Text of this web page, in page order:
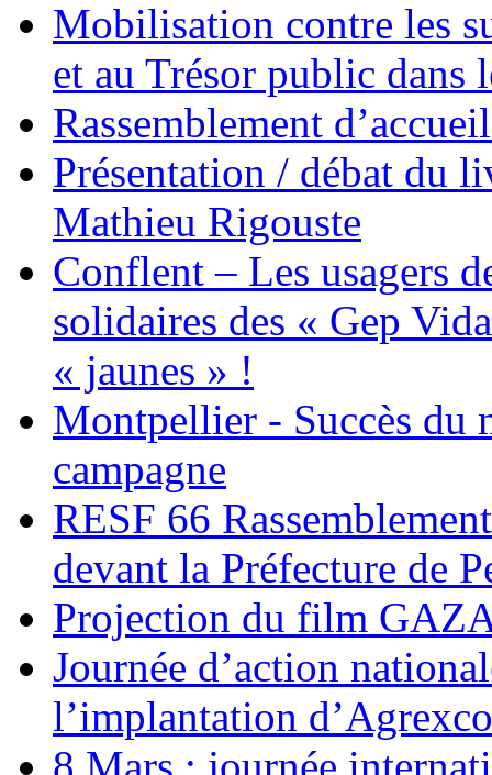
Mobilisation contre les
et au Trésor public dans
Rassemblement
Présentation / débat du
Mathieu Rigouste
Conflent – Les usagers
solidaires des « Gep
« jaunes » !
Montpellier - Succès du
campagne
RESF 66
devant la Préfecture de
Projection du film
Journée d’action
l’implantation d’Agrexco
8 Mars : journée